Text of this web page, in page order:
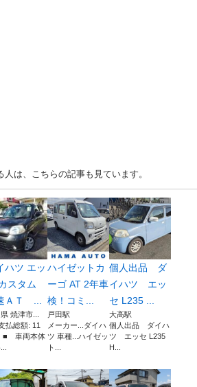
は、こちらの記事も見ています。
ハツ エッ
スタム
ＡＴ ...
焼津市...
総額: 11
■ 車両本体
ハイゼットカ
ーゴ AT 2年車
検！コミ...
戸田駅
メーカー...ダイハ
ツ 車種...ハイゼッ
ト...
個人出品 ダ
イハツ エッ
セ L235 ...
大高駅
個人出品 ダイハ
ツ エッセ L235
H...